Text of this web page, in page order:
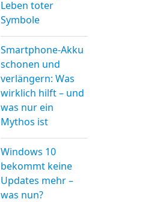
Leben toter
Symbole
Smartphone-Akku
schonen und
verlängern: Was
wirklich hilft – und
was nur ein
Mythos ist
Windows 10
bekommt keine
Updates mehr –
was nun?